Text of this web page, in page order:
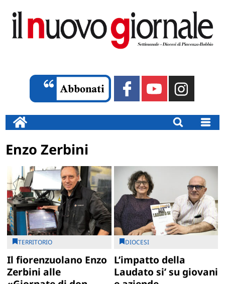
Enzo Zerbini
TERRITORIO
Il fiorenzuolano Enzo
Zerbini alle
DIOCESI
L’impatto della
Laudato si’ su giovani